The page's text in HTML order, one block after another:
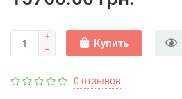
Купить
0 отзывов